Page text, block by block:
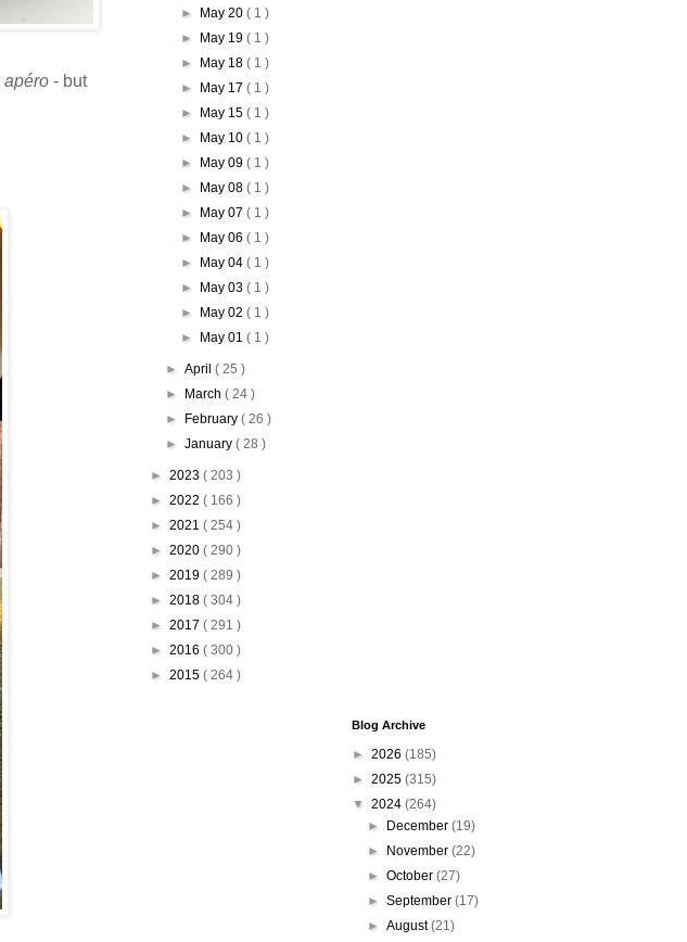
apéro- but
►
May 20( 1 )
►
May 19( 1 )
►
May 18( 1 )
►
May 17( 1 )
►
May 15( 1 )
►
May 10( 1 )
►
May 09( 1 )
►
May 08( 1 )
►
May 07( 1 )
►
May 06( 1 )
►
May 04( 1 )
►
May 03( 1 )
►
May 02( 1 )
►
May 01( 1 )
► April ( 25 )
►
March ( 24 )
►
February ( 26 )
► January ( 28 )
► 2023 ( 203 )
► 2022 ( 166 )
► 2021 ( 254 )
► 2020 ( 290 )
► 2019 ( 289 )
► 2018 ( 304 )
► 2017 ( 291 )
► 2016 ( 300 )
► 2015 ( 264 )
Blog Archive
► 2026 (185)
► 2025 (315)
▼ 2024 (264)
►
December (19)
►
November (22)
► October (27)
► September (17)
► August(21)